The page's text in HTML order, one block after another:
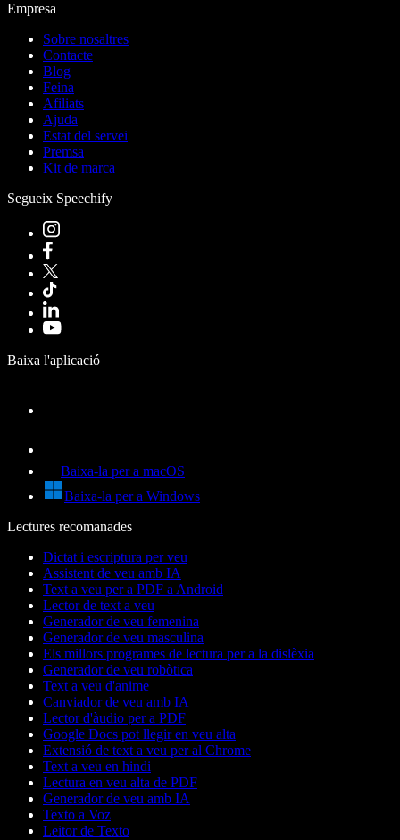
Empresa
Sobre nosaltres
Contacte
Blog
Feina
Afiliats
Ajuda
Estat del servei
Premsa
Kit de marca
Segueix Speechify
Baixa l'aplicació
Baixa-la per a macOS
Baixa-la per a Windows
Lectures recomanades
Dictat i escriptura per veu
Assistent de veu amb IA
Text a veu per a PDF a Android
Lector de text a veu
Generador de veu femenina
Generador de veu masculina
Els millors programes de lectura per a la dislèxia
Generador de veu robòtica
Text a veu d'anime
Canviador de veu amb IA
Lector d'àudio per a PDF
Google Docs pot llegir en veu alta
Extensió de text a veu per al Chrome
Text a veu en hindi
Lectura en veu alta de PDF
Generador de veu amb IA
Texto a Voz
Leitor de Texto